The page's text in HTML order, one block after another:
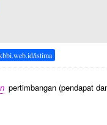
istima
pertimbangan (pendapat